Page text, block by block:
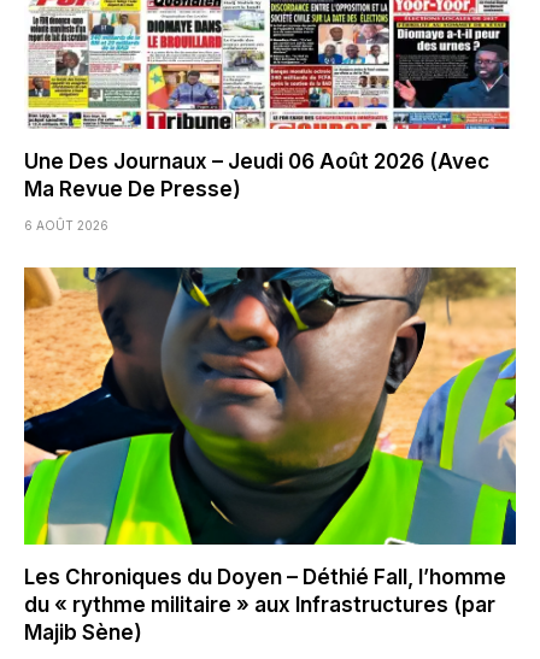
Une Des Journaux – Jeudi 06 Août 2026 (Avec
Ma Revue De Presse)
6 AOÛT 2026
Les Chroniques du Doyen – Déthié Fall, l’homme
du « rythme militaire » aux Infrastructures (par
Majib Sène)